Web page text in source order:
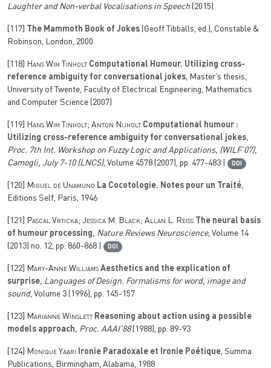
Laughter and Non-verbal Vocalisations in Speech (2015)
[117] The Mammoth Book of Jokes (Geoff Tibballs, ed.), Constable &
Robinson, London, 2000
[118] Hans Wim Tinholt Computational Humour. Utilizing cross-
reference ambiguity for conversational jokes, Master’s thesis,
University of Twente, Faculty of Electrical Engineering, Mathematics
and Computer Science (2007)
[119] Hans Wim Tinholt; Anton Nijholt Computational humour :
Utilizing cross-reference ambiguity for conversational jokes,
Proc. 7th Int. Workshop on Fuzzy Logic and Applications, (WILF’07),
Camogli, July 7-10(LNCS), Volume 4578 (2007), pp. 477-483 | DOI
[120] Miguel de Unamuno La Cocotologie. Notes pour un Traité,
Editions Self, Paris, 1946
[121] Pascal Vrticka; Jessica M. Black; Allan L. Reiss The neural basis
of humour processing, Nature Reviews Neuroscience, Volume 14
(2013) no. 12, pp. 860-868 |
DOI
[122] Mary-Anne Williams Aesthetics and the explication of
surprise, Languages of Design. Formalisms for word, image and
sound, Volume 3 (1996), pp. 145-157
[123] Marianne Winslett Reasoning about action using a possible
models approach, Proc. AAAI’88(1988), pp. 89-93
[124] Monique Yaari Ironie Paradoxale et Ironie Poétique, Summa
Publications, Birmingham, Alabama, 1988